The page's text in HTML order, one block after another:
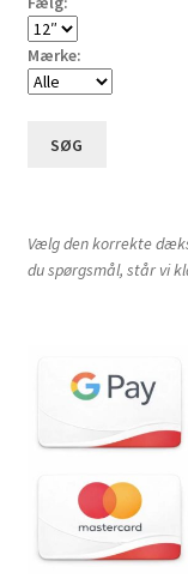
Mærke:
SØG
Vælg den korrekte
du spørgsmål, står vi